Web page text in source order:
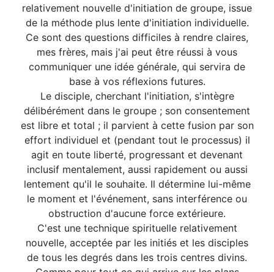
relativement nouvelle d'initiation de groupe, issue
de la méthode plus lente d'initiation individuelle.
Ce sont des questions difficiles à rendre claires,
mes frères, mais j'ai peut être réussi à vous
communiquer une idée générale, qui servira de
base à vos réflexions futures.
Le disciple, cherchant l'initiation, s'intègre
délibérément dans le groupe ; son consentement
est libre et total ; il parvient à cette fusion par son
effort individuel et (pendant tout le processus) il
agit en toute liberté, progressant et devenant
inclusif mentalement, aussi rapidement ou aussi
lentement qu'il le souhaite. Il détermine lui-même
le moment et l'événement, sans interférence ou
obstruction d'aucune force extérieure.
C'est une technique spirituelle relativement
nouvelle, acceptée par les initiés et les disciples
de tous les degrés dans les trois centres divins.